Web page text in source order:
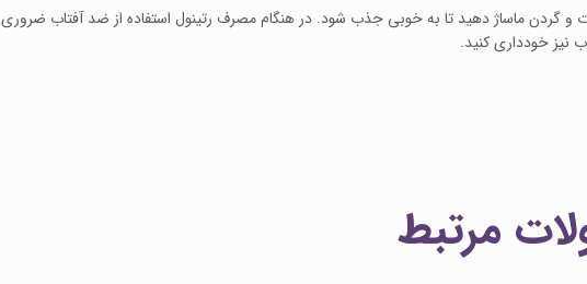
ماساژ دهید تا به خوبی جذب شود. در هنگام مصرف رتینول استفاده از ضد آفتاب ضروری
نیز خودداری کنید.
مرتبط